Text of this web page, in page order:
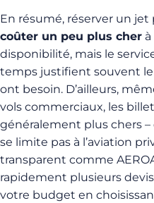
En résumé, réserver un
coûter un peu plus cher
disponibilité, mais le
temps justifient souvent
ont besoin. D’ailleurs,
vols commerciaux, les
généralement plus chers
se limite pas à l’aviation
transparent comme
rapidement plusieurs
votre budget en